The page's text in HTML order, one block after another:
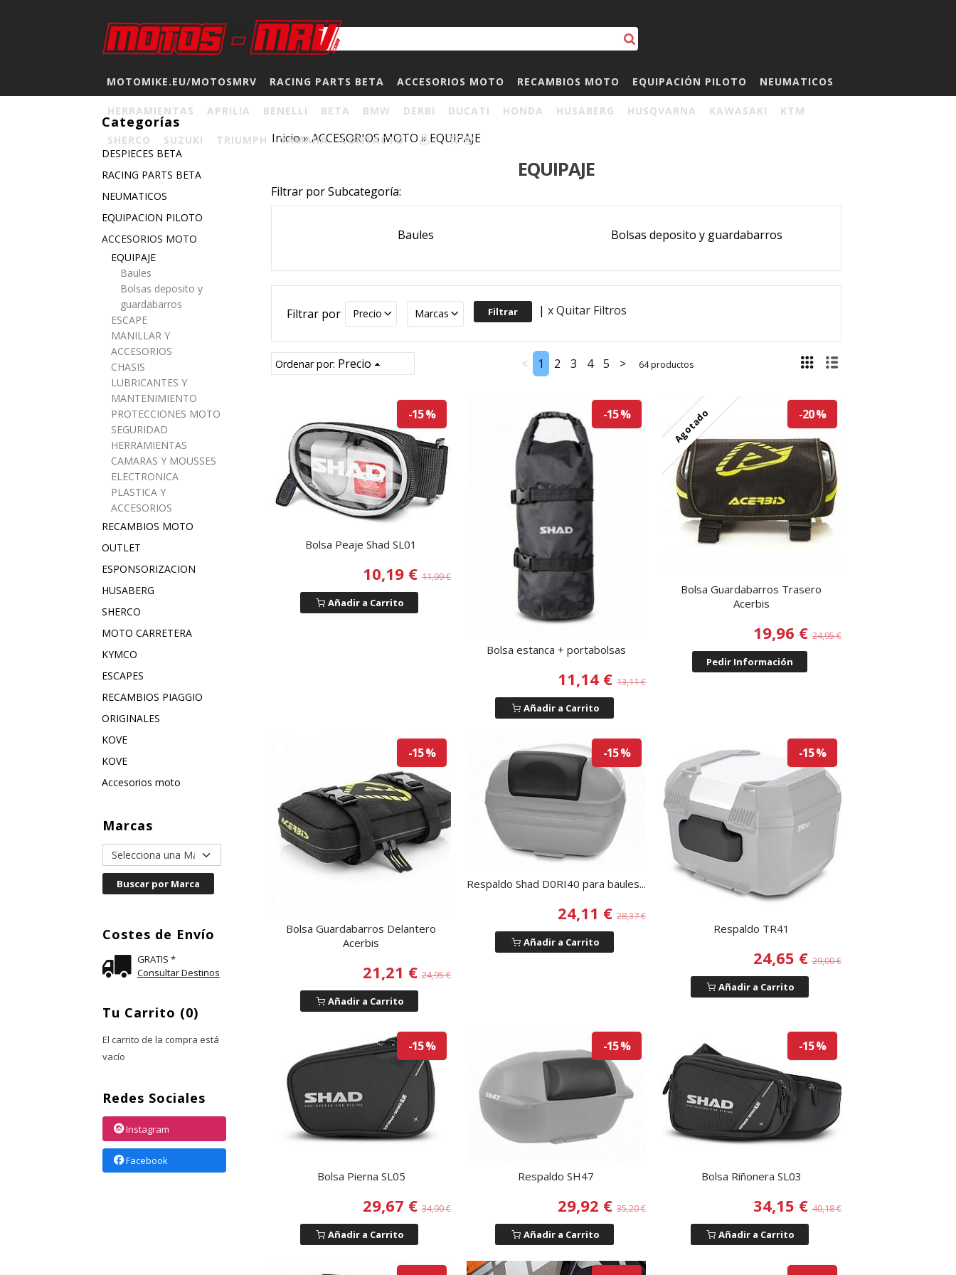
MOTOMIKE.EU/MOTOSMRV RACING PARTS BETA ACCESORIOS MOTO RECAMBIOS MOTO EQUIPACIÓN PILOTO NEUMATICOS
HERRAMIENTAS APRILIA BENELLI BETA BMW DERBI DUCATI HONDA HUSABERG HUSQVARNA KAWASAKI KTM
SHERCO SUZUKI TRIUMPH YAMAHA CONTACTO 0
Categorías
DESPIECES BETA
RACING PARTS BETA
NEUMATICOS
EQUIPACION PILOTO
ACCESORIOS MOTO
EQUIPAJE
Baules
Bolsas deposito y
guardabarros
ESCAPE
MANILLAR Y
ACCESORIOS
CHASIS
LUBRICANTES Y
MANTENIMIENTO
PROTECCIONES MOTO
SEGURIDAD
HERRAMIENTAS
CAMARAS Y MOUSSES
ELECTRONICA
PLASTICA Y
ACCESORIOS
RECAMBIOS MOTO
OUTLET
ESPONSORIZACION
HUSABERG
SHERCO
MOTO CARRETERA
KYMCO
ESCAPES
RECAMBIOS PIAGGIO
ORIGINALES
KOVE
KOVE
Accesorios moto
Marcas
Costes de Envío
GRATIS *
Consultar Destinos
Tu Carrito (0)
El carrito de la compra está
vacío
Redes Sociales
Instagram
Facebook
Inicio»ACCESORIOS MOTO»EQUIPAJE
EQUIPAJE
Filtrar por Subcategoría:
Baules Bolsas deposito y guardabarros
Filtrar por Precio Marcas | x Quitar Filtros
Ordenar por: Precio < 1 2 3 4 5 > 64 productos
-15 %
Bolsa Peaje Shad SL01
10,19 €11,99 €
Añadir a Carrito
-15 %
Bolsa estanca + portabolsas
11,14 €13,11 €
Añadir a Carrito
Agotado -20 %
Bolsa Guardabarros Trasero
Acerbis
19,96 €24,95 €
Pedir Información
-15 %
Bolsa Guardabarros Delantero
Acerbis
21,21 €24,95 €
Añadir a Carrito
-15 %
Respaldo Shad D0RI40 para baules...
24,11 €28,37 €
Añadir a Carrito
-15 %
Respaldo TR41
24,65 €29,00 €
Añadir a Carrito
-15 %
Bolsa Pierna SL05
29,67 €34,90 €
Añadir a Carrito
-15 %
Respaldo SH47
29,92 €35,20 €
Añadir a Carrito
-15 %
Bolsa Riñonera SL03
34,15 €40,18 €
Añadir a Carrito